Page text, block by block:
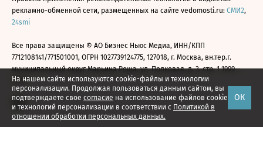
На нашем сайте используются cookie-файлы и технологии
персонализации. Продолжая пользоваться данным сайтом, вы
подтверждаете свое согласие на использование файлов cookie
и технологий персонализации в соответствии с Политикой в
отношении обработки персональных данных.
ОК
рекламно-обменной сети, размещенных на сайте vedomosti.ru: СМИ2,
24smi
Все права защищены © АО Бизнес Ньюс Медиа, ИНН/КПП
7712108141/771501001, ОГРН 1027739124775, 127018, г. Москва, вн.тер.г.
муниципальный округ Марьина Роща, ул. Полковая, д. 3, стр. 1 1999—
2026